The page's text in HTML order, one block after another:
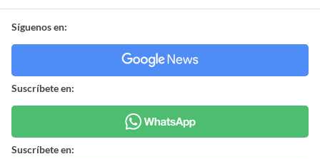
Síguenos en:
Suscríbete en:
Suscríbete en: